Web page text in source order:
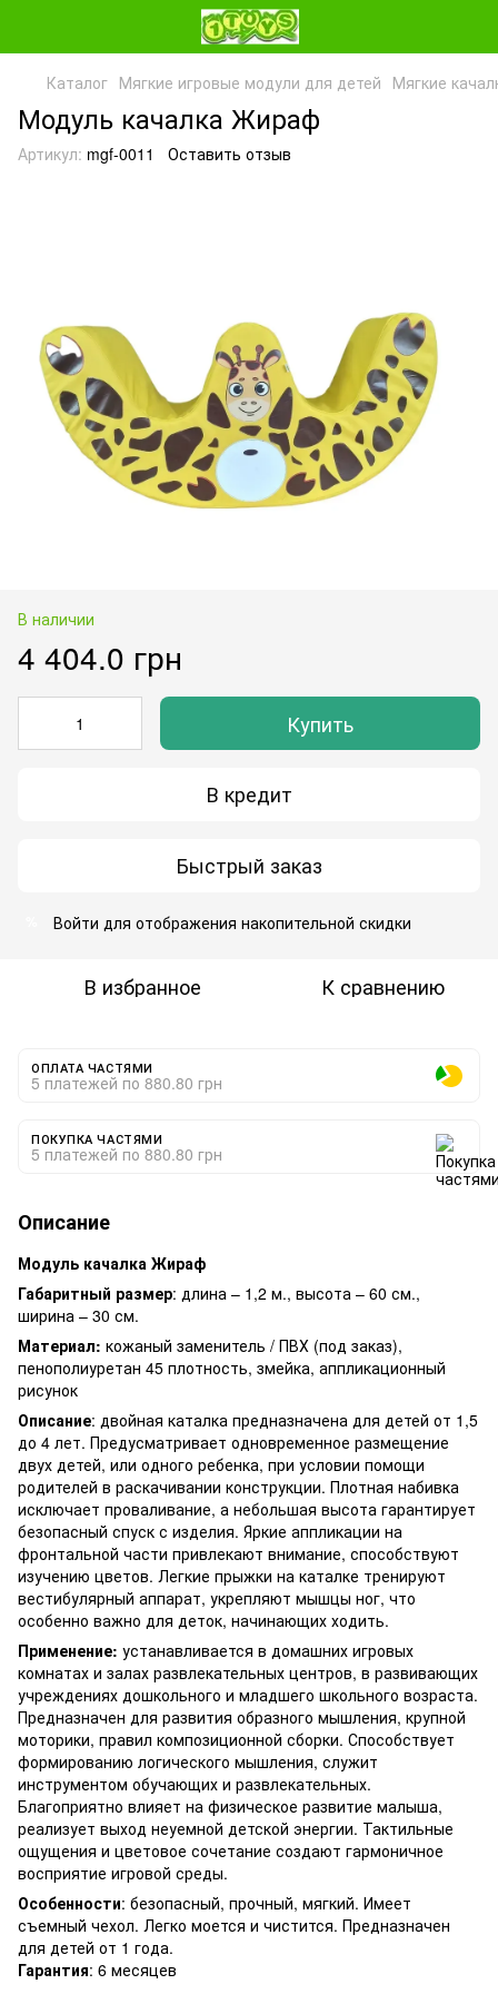
Каталог Мягкие игровые модули для детей Мягкие
Модуль качалка Жираф
Артикул: mgf-0011 Оставить отзыв
В наличии
4 404.0 грн
Купить
В кредит
Быстрый заказ
Войти для отображения накопительной скидки
В избранное К сравнению
ОПЛАТА ЧАСТЯМИ
5 платежей по 880.80 грн
ПОКУПКА ЧАСТЯМИ
5 платежей по 880.80 грн
Описание
Модуль качалка Жираф
Габаритный размер: длина – 1,2 м., высота – 60 см.,
ширина – 30 см.
Материал: кожаный заменитель / ПВХ (под заказ),
пенополиуретан 45 плотность, змейка, аппликационный
рисунок
Описание: двойная каталка предназначена для детей от 1,5
до 4 лет. Предусматривает одновременное размещение
двух детей, или одного ребенка, при условии помощи
родителей в раскачивании конструкции. Плотная набивка
исключает проваливание, а небольшая высота гарантирует
безопасный спуск с изделия. Яркие аппликации на
фронтальной части привлекают внимание, способствуют
изучению цветов. Легкие прыжки на каталке тренируют
вестибулярный аппарат, укрепляют мышцы ног, что
особенно важно для деток, начинающих ходить.
Применение: устанавливается в домашних игровых
комнатах и залах развлекательных центров, в развивающих
учреждениях дошкольного и младшего школьного возраста.
Предназначен для развития образного мышления, крупной
моторики, правил композиционной сборки. Способствует
формированию логического мышления, служит
инструментом обучающих и развлекательных.
Благоприятно влияет на физическое развитие малыша,
реализует выход неуемной детской энергии. Тактильные
ощущения и цветовое сочетание создают гармоничное
восприятие игровой среды.
Особенности: безопасный, прочный, мягкий. Имеет
съемный чехол. Легко моется и чистится. Предназначен
для детей от 1 года.
Гарантия: 6 месяцев